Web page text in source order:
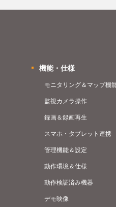
機能・仕様
モニタリング＆マップ機
監視カメラ操作
録画＆録画再生
スマホ・タブレット連携
管理機能＆設定
動作環境＆仕様
動作検証済み機器
デモ映像